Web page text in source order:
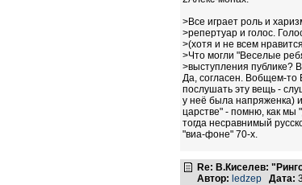
>Все играет роль и
>репертуар и голос.
>(хотя и не всем
>Что могли "Веселые
>выступления публике?
Да, согласен. Вобщем-то
послушать эту вещь -
у неё была напряженка)
царстве" - помню, как мы
тогда несравнимый
"виа-фоне" 70-х.
Re: В.Киселев:
Автор: ledzep Дата: